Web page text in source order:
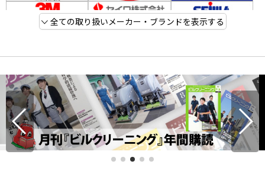
全ての取り扱いメーカー・ブランドを表示する